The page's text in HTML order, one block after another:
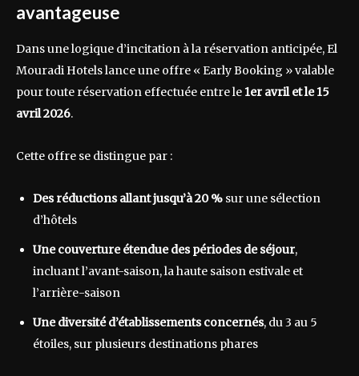
avantageuse
Dans une logique d’incitation à la réservation anticipée, El
Mouradi Hotels lance une offre « Early Booking » valable
pour toute réservation effectuée entre le 1er avril et le 15
avril 2026.
Cette offre se distingue par :
Des réductions allant jusqu’à 20 % sur une sélection
d’hôtels
Une couverture étendue des périodes de séjour,
incluant l’avant-saison, la haute saison estivale et
l’arrière-saison
Une diversité d’établissements concernés, du 3 au 5
étoiles, sur plusieurs destinations phares